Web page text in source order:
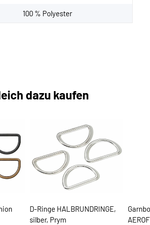
100 % Polyester
dazu kaufen
D-Ringe HALBRUNDRINGE,
silber, Prym